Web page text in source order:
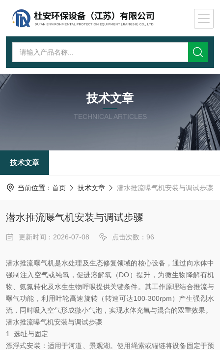
技术文章
TECHNICAL ARTICLES
技术文章
当前位置： 首页 技术文章 潜水推流曝气机安装与调试步骤
潜水推流曝气机安装与调试步骤
更新时间：2026-07-08 点击次数：96
潜水推流曝气机是水处理及生态修复领域的核心设备，通过向水体中
强制注入空气或纯氧，促进溶解氧（DO）提升，为微生物降解有机
物、氨氮转化及水生生物呼吸提供关键条件。其工作原理结合推流与
曝气功能，利用叶轮高速旋转（转速可达100-300rpm）产生强烈水
流，同时吸入空气形成微小气泡，实现水体充氧与混合的双重效果。
潜水推流曝气机安装与调试步骤
1. 选址与固定‌
漂浮式安装 ‌：适用于河道、景观湖。使用绳索或锚链将设备固定于预